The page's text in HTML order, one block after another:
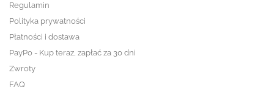
Regulamin
Polityka prywatności
Płatności i dostawa
PayPo - Kup teraz, zapłać za 30 dni
Zwroty
FAQ